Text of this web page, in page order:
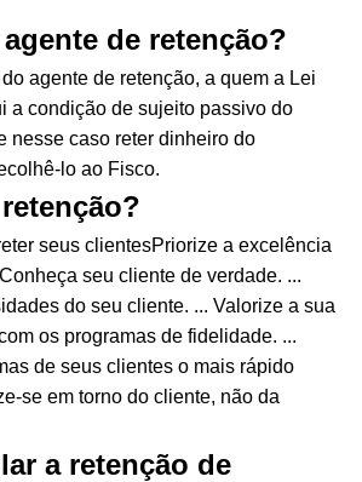
de retenção?
agente de retenção, a quem a Lei
a condição de sujeito passivo do
nesse caso reter dinheiro do
lo ao Fisco.
seus clientesPriorize a excelência
seu cliente de verdade. ...
do seu cliente. ... Valorize a sua
os programas de fidelidade. ...
de seus clientes o mais rápido
se em torno do cliente, não da
a retenção de